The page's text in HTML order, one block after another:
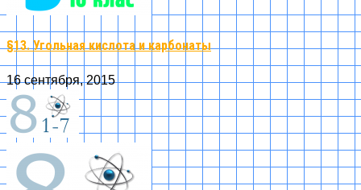
§13. Угольная кислота и карбонаты
16 сентября, 2015